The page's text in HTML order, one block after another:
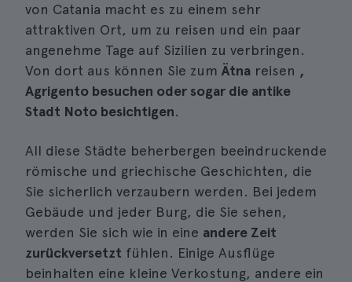
von Catania macht es zu einem sehr
attraktiven Ort, um zu reisen und ein paar
angenehme Tage auf Sizilien zu verbringen.
Von dort aus können Sie zum Ätna reisen ,
Agrigento besuchen oder sogar die antike
Stadt Noto besichtigen.
All diese Städte beherbergen beeindruckende
römische und griechische Geschichten, die
Sie sicherlich verzaubern werden. Bei jedem
Gebäude und jeder Burg, die Sie sehen,
werden Sie sich wie in eine andere Zeit
zurückversetzt fühlen. Einige Ausflüge
beinhalten eine kleine Verkostung, andere ein